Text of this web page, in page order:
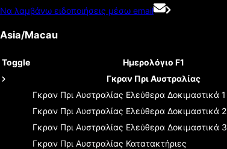
Να λαμβάνω ειδοποιήσεις μέσω email
Asia/Macau
Toggle Ημερολόγιο F1
Γκραν Πρι Αυστραλίας
Γκραν Πρι Αυστραλίας Ελεύθερα Δοκιμαστικά 1
Γκραν Πρι Αυστραλίας Ελεύθερα Δοκιμαστικά 2
Γκραν Πρι Αυστραλίας Ελεύθερα Δοκιμαστικά 3
Γκραν Πρι Αυστραλίας Κατατακτήριες